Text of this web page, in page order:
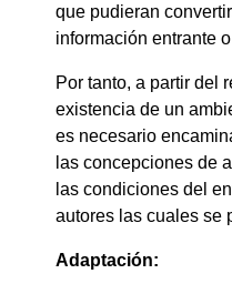
que pudieran
información entrante
Por tanto, a partir del
existencia de un
es necesario
las concepciones de
las condiciones del
autores las cuales se
Adaptación: